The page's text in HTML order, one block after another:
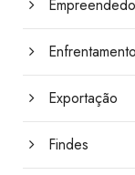
Exportação
Findes